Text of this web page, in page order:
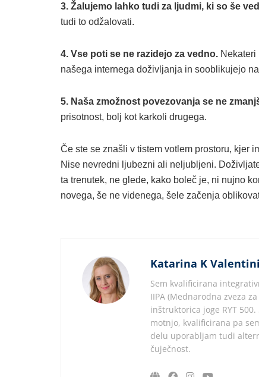
3. Žalujemo lahko tudi za ljudmi, ki so še
tudi to odžalovati.
4. Vse poti se ne razidejo za vedno. Nekateri
našega internega doživljanja in sooblikujejo
5. Naša zmožnost povezovanja se ne
prisotnost, bolj kot karkoli drugega.
Če ste se znašli v tistem votlem prostoru, kjer
Nise nevredni ljubezni ali neljubljeni.
ta trenutek, ne glede, kako boleč je, ni nujno
novega, še ne videnega, šele začenja
Katarina K Valentini
Sem kvalificirana
IIPA (Mednarodna zveza
inštruktorica joge RYT
motnjo, kvalificirana pa
delu uporabljam tudi
čuječnost.